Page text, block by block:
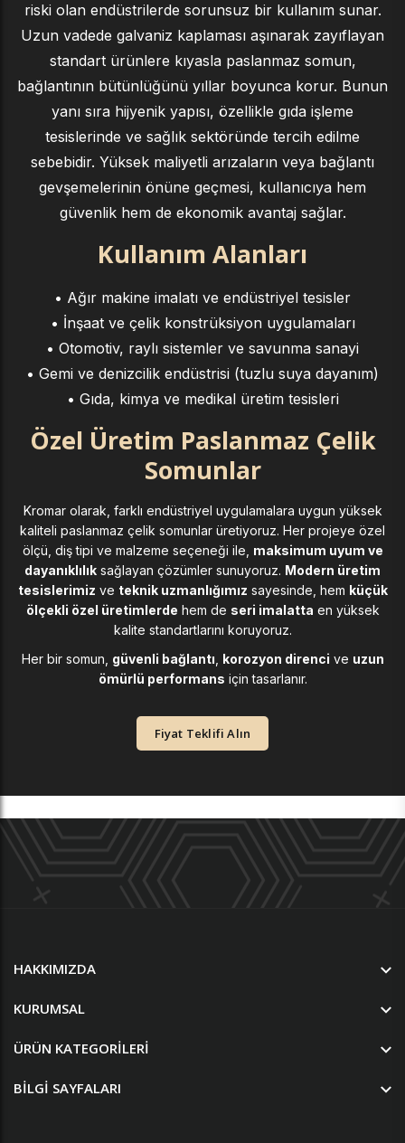
riski olan endüstrilerde sorunsuz bir kullanım sunar.
Uzun vadede galvaniz kaplaması aşınarak zayıflayan
standart ürünlere kıyasla paslanmaz somun,
bağlantının bütünlüğünü yıllar boyunca korur. Bunun
yanı sıra hijyenik yapısı, özellikle gıda işleme
tesislerinde ve sağlık sektöründe tercih edilme
sebebidir. Yüksek maliyetli arızaların veya bağlantı
gevşemelerinin önüne geçmesi, kullanıcıya hem
güvenlik hem de ekonomik avantaj sağlar.
Kullanım Alanları
• Ağır makine imalatı ve endüstriyel tesisler
• İnşaat ve çelik konstrüksiyon uygulamaları
• Otomotiv, raylı sistemler ve savunma sanayi
• Gemi ve denizcilik endüstrisi (tuzlu suya dayanım)
• Gıda, kimya ve medikal üretim tesisleri
Özel Üretim Paslanmaz Çelik
Somunlar
Kromar olarak, farklı endüstriyel uygulamalara uygun yüksek
kaliteli paslanmaz çelik somunlar üretiyoruz. Her projeye özel
ölçü, diş tipi ve malzeme seçeneği ile, maksimum uyum ve
dayanıklılık sağlayan çözümler sunuyoruz. Modern üretim
tesislerimiz ve teknik uzmanlığımız sayesinde, hem küçük
ölçekli özel üretimlerde hem de seri imalatta en yüksek
kalite standartlarını koruyoruz.
Her bir somun, güvenli bağlantı korozyon direnci ve uzun
ömürlü performans için tasarlanır.
Fiyat Teklifi Alın
HAKKIMIZDA
KURUMSAL
ÜRÜN KATEGORILERI
BILGI SAYFALARI